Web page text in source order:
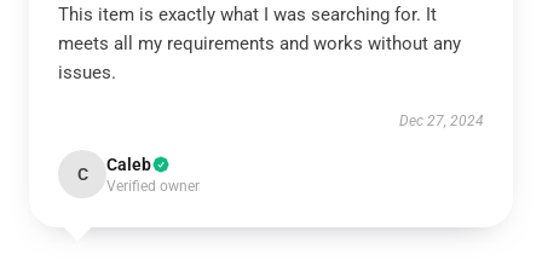
This item is exactly what I was searching for. It
meets all my requirements and works without any
issues.
Dec 27, 2024
C Caleb
Verified owner